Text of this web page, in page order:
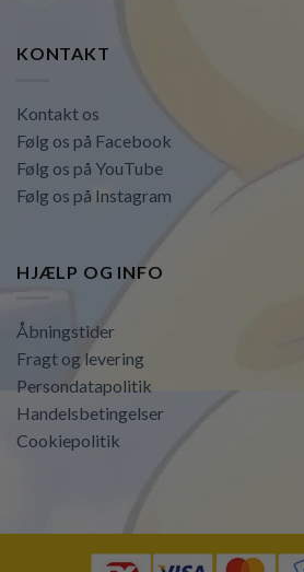
KONTAKT
Kontakt os
Følg os på Facebook
Følg os på YouTube
Følg os på Instagram
HJÆLP OG INFO
Åbningstider
Fragt og levering
Persondatapolitik
Handelsbetingelser
Cookiepolitik